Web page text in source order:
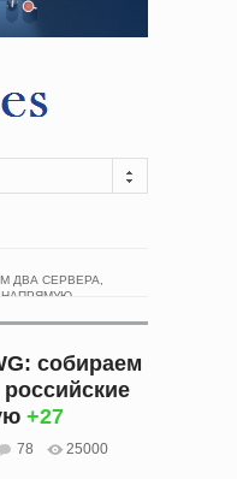
ДВА СЕРВЕРА,
собираем
+27
78
25000